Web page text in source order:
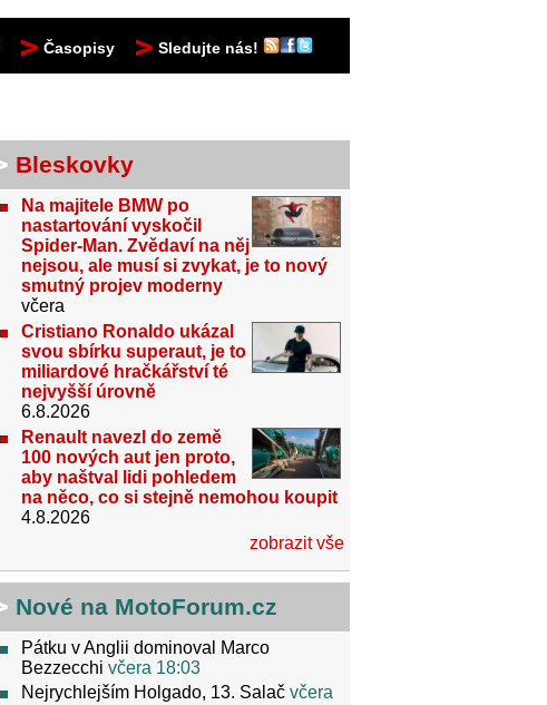
Časopisy Sledujte nás!
Bleskovky
Na majitele BMW po
nastartování vyskočil
Spider-Man. Zvědaví na něj
nejsou, ale musí si zvykat, je to nový
smutný projev moderny
včera
Cristiano Ronaldo ukázal
svou sbírku superaut, je to
miliardové hračkářství té
nejvyšší úrovně
6.8.2026
Renault navezl do země
100 nových aut jen proto,
aby naštval lidi pohledem
na něco, co si stejně nemohou koupit
4.8.2026
zobrazit vše
Nové na MotoForum.cz
Pátku v Anglii dominoval Marco
Bezzecchi včera 18:03
Nejrychlejším Holgado, 13. Salač včera